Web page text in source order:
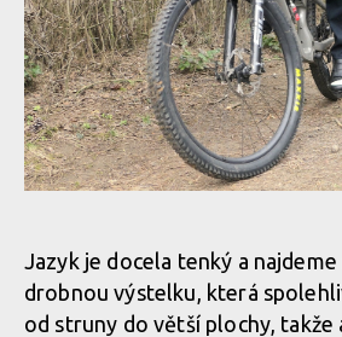
Stahování kombinuje stahovací kolečko
a stahovacího pásku na suchý zip v části
Otáčením kolečka jedním směrem se
na druhou stranu se struna odjistí, povolí
dalšího točení kolečkem
Otáčením kolečka jedním směrem se
na druhou stranu se struna odjistí, povolí
dalšího točení kolečkem
Stahovací pásek nabídne překvapivě silné
Stahovací pásek nabídne překvapivě silné
Stahovací pásek nabídne překvapivě silné
KLS BEAT v akci
Jazyk je docela tenký a najdeme
drobnou výstelku, která
od struny do větší plochy, takže